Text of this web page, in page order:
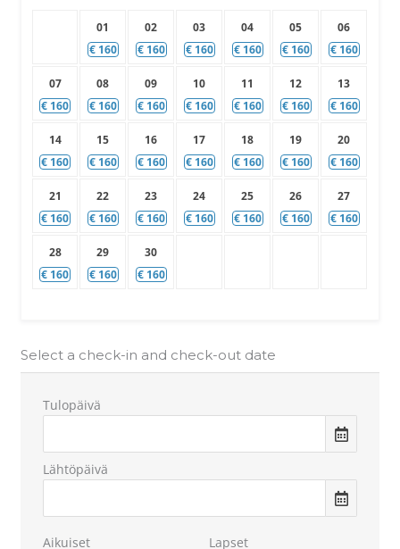
01
€ 160
02
€ 160
03
€ 160
04
€ 160
05
€ 160
06
€ 160
07
€ 160
08
€ 160
09
€ 160
10
€ 160
11
€ 160
12
€ 160
13
€ 160
14
€ 160
15
€ 160
16
€ 160
17
€ 160
18
€ 160
19
€ 160
20
€ 160
21
€ 160
22
€ 160
23
€ 160
24
€ 160
25
€ 160
26
€ 160
27
€ 160
28
€ 160
29
€ 160
30
€ 160
Select a check-in and check-out date
Tulopäivä
Lähtöpäivä
Aikuiset Lapset